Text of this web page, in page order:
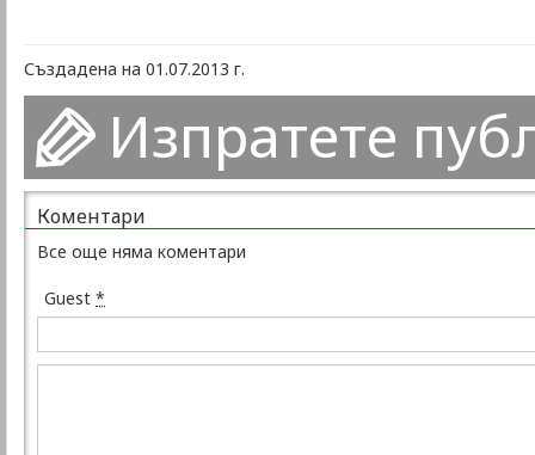
Създадена на 01.07.2013 г.
Изпратете
Коментари
Все още няма коментари
Guest *